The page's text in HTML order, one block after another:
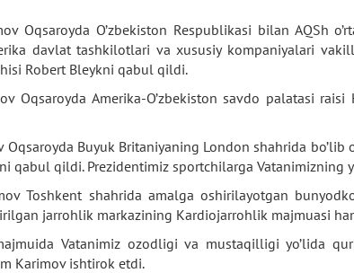
Oqsaroyda O’zbekiston Respublikasi bilan AQSh
davlat tashkilotlari va xususiy kompaniyalari
Robert Bleykni qabul qildi.
Oqsaroyda Amerika-O’zbekiston savdo palatasi
Buyuk Britaniyaning London shahrida bo’lib
qabul qildi. Prezidentimiz sportchilarga Vatanimizning
Toshkent shahrida amalga oshirilayotgan
jarrohlik markazining Kardiojarrohlik majmuasi
Vatanimiz ozodligi va mustaqilligi yo’lida
Karimov ishtirok etdi.